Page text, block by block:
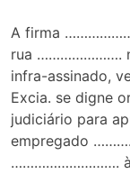
A firma
rua ………………….
infra-assinado,
Excia. se digne
judiciário para
empregado
………………………. à